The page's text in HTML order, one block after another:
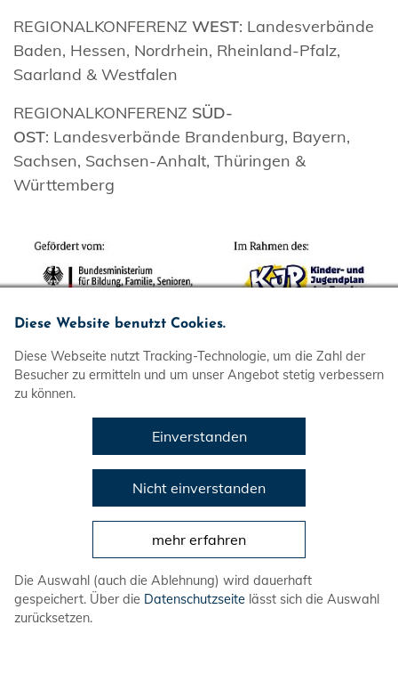
REGIONALKONFERENZ WEST: Landesverbände
Baden, Hessen, Nordrhein, Rheinland-Pfalz,
Saarland & Westfalen
REGIONALKONFERENZ SÜD-
OST: Landesverbände Brandenburg, Bayern,
Sachsen, Sachsen-Anhalt, Thüringen &
Württemberg
Diese Website benutzt Cookies.
Diese Webseite nutzt Tracking-Technologie, um die Zahl der
Besucher zu ermitteln und um unser Angebot stetig verbessern
zu können.
Einverstanden
Nicht einverstanden
mehr erfahren
Die Auswahl (auch die Ablehnung) wird dauerhaft
gespeichert. Über die Datenschutzseite lässt sich die Auswahl
zurücksetzen.
Prävention von Gewalt
DLRG-Jugend
Bundesebene